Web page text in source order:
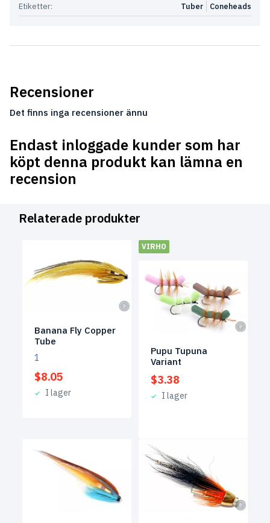
Etiketter:
Coneheads
Tuber
Recensioner
Det finns inga recensioner ännu
Endast inloggade kunder som har
köpt denna produkt kan lämna en
recension
Relaterade produkter
Banana Fly Copper
Tube
1
$8.05
I lager
VIRHO
Pupu Tupuna
Variant
$3.38
I lager